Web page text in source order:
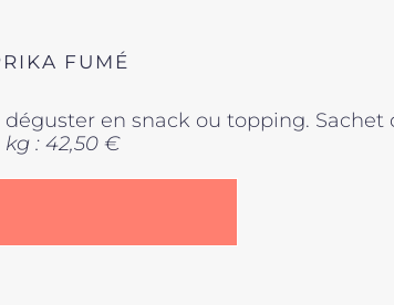
FUMÉ
en snack ou topping. Sachet
: 42,50 €